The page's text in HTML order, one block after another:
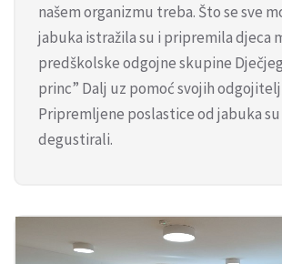
našem organizmu treba. Što se sve
jabuka istražila su i pripremila djeca
predškolske odgojne skupine
princ” Dalj uz pomoć svojih
Pripremljene poslastice od jabuka su
degustirali.